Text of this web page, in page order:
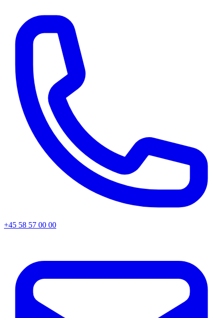
+45 58 57 00 00